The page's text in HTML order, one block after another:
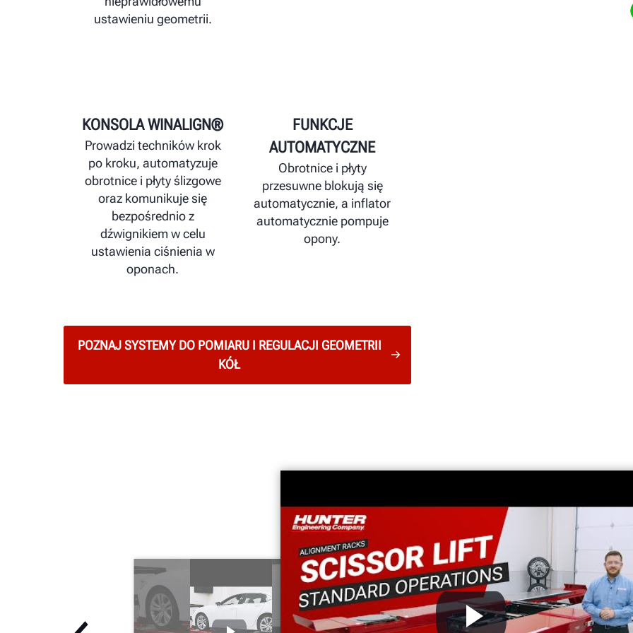
ustawieniu geometrii.
KONSOLA WINALIGN®
Prowadzi techników krok
po kroku, automatyzuje
obrotnice i płyty ślizgowe
oraz komunikuje się
bezpośrednio z
dźwignikiem w celu
ustawienia ciśnienia w
oponach.
FUNKCJE
AUTOMATYCZNE
Obrotnice i płyty
przesuwne blokują się
automatycznie, a inflator
automatycznie pompuje
opony.
POZNAJ SYSTEMY DO POMIARU I REGULACJI GEOMETRII
KÓŁ